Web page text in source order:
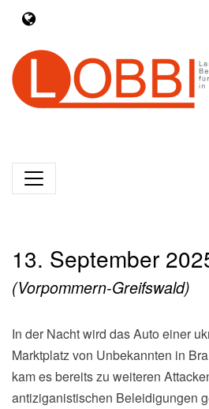
13. September
(Vorpommern-Greifswald)
In der Nacht wird das Auto einer ukrainischen Familie am
Marktplatz von Unbekannten in
kam es bereits zu weiteren
antiziganistischen Beleidigungen